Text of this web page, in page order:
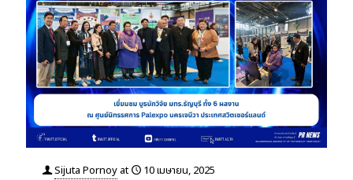
Sijuta Pornoy at 10 เมษายน, 2025